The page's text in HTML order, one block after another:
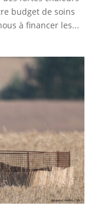
budget de soins
à financer les...